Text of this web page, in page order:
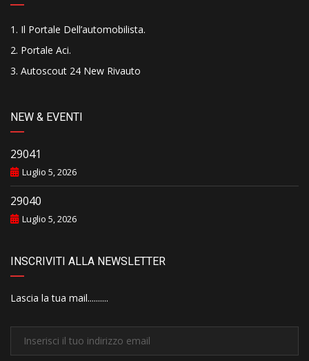
Il Portale Dell’automobilista.
Portale Aci.
Autoscout 24 New Rivauto
NEW & EVENTI
29041
Luglio 5, 2026
29040
Luglio 5, 2026
INSCRIVITI ALLA NEWSLETTER
Lascia la tua mail..........